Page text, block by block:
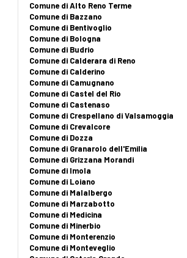
Comune di Alto Reno Terme
Comune di Bazzano
Comune di Bentivoglio
Comune di Bologna
Comune di Budrio
Comune di Calderara di Reno
Comune di Calderino
Comune di Camugnano
Comune di Castel del Rio
Comune di Castenaso
Comune di Crespellano di Valsamoggia
Comune di Crevalcore
Comune di Dozza
Comune di Granarolo dell'Emilia
Comune di Grizzana Morandi
Comune di Imola
Comune di Loiano
Comune di Malalbergo
Comune di Marzabotto
Comune di Medicina
Comune di Minerbio
Comune di Monterenzio
Comune di Monteveglio